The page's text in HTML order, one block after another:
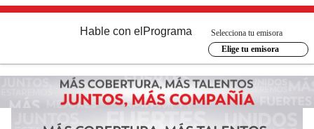
Hable con el Programa
Selecciona tu emisora
Elige tu emisora